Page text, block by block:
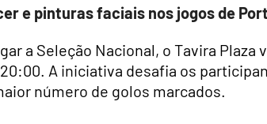
e pinturas faciais nos jogos de
a Seleção Nacional, o Tavira
A iniciativa desafia os
número de golos marcados.